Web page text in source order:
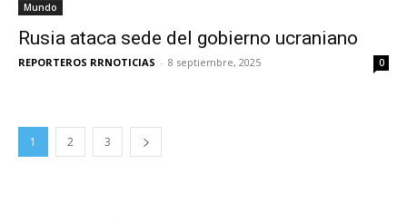
Mundo
Rusia ataca sede del gobierno ucraniano
REPORTEROS RRNOTICIAS - 8 septiembre, 2025 0
1 2 3